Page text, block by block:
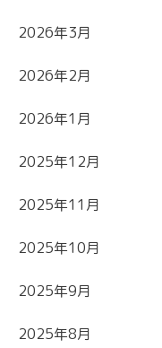
2026年3月
2026年2月
2026年1月
2025年12月
2025年11月
2025年10月
2025年9月
2025年8月